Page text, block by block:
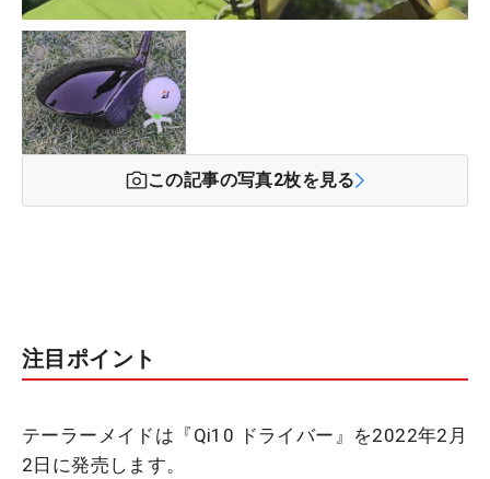
この記事の写真2枚を見る
注目ポイント
テーラーメイドは『Qi10 ドライバー』を2022年2月
2日に発売します。